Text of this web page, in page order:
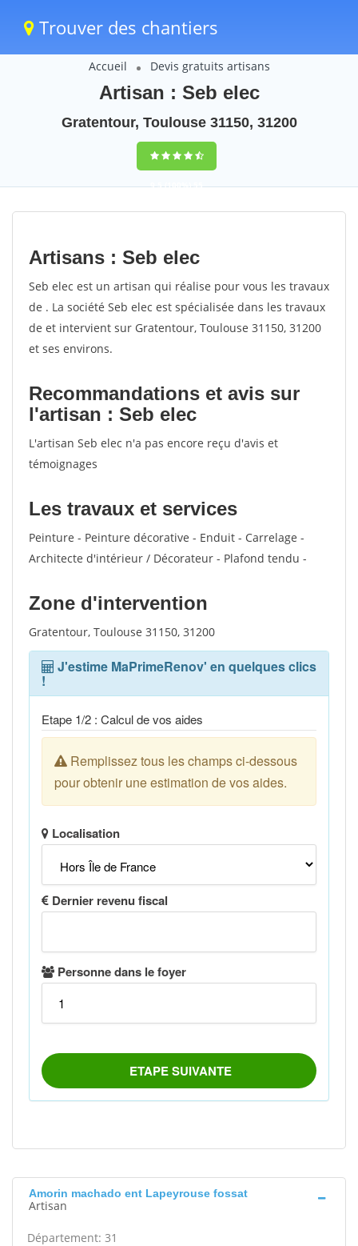
Trouver des chantiers
Accueil Devis gratuits artisans
Artisan : Seb elec
Gratentour, Toulouse 31150, 31200
9,5(100%)55
votes
Artisans : Seb elec
Seb elec est un artisan qui réalise pour vous les travaux
de . La société Seb elec est spécialisée dans les travaux
de et intervient sur Gratentour, Toulouse 31150, 31200
et ses environs.
Recommandations et avis sur
l'artisan : Seb elec
L'artisan Seb elec n'a pas encore reçu d'avis et
témoignages
Les travaux et services
Peinture - Peinture décorative - Enduit - Carrelage -
Architecte d'intérieur / Décorateur - Plafond tendu -
Zone d'intervention
Gratentour, Toulouse 31150, 31200
Amorin machado ent Lapeyrouse fossat
Artisan
Département: 31